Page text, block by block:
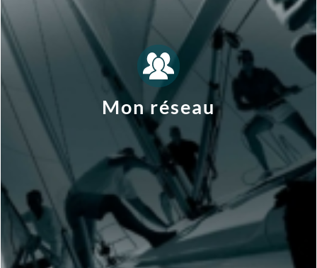
Mon réseau
Comment repenser mon réseau ?
Quelle est l’importance de mon réseau, tant
professionnel que citoyen ?
Comment cartographier mon réseau actuel et le
faire évoluer au regard de mes nouveaux objectifs ?
Comment le mobiliser de manière efficace ?